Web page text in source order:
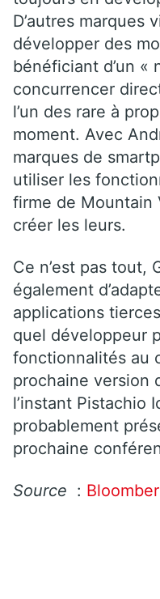
D’autres marques
développer des
bénéficiant d’un «
concurrencer
l’un des rare à
moment. Avec
marques de
utiliser les
firme de Mountain
créer les leurs.
Ce n’est pas tout,
également
applications
quel développeur
fonctionnalités au
prochaine version
l’instant Pistachio
probablement
prochaine
Source :